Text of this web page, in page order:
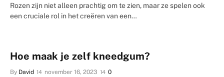
Rozen zijn niet alleen prachtig om te zien, maar ze spelen ook
een cruciale rol in het creëren van een…
Hoe maak je zelf kneedgum?
By David november 16, 2023 0